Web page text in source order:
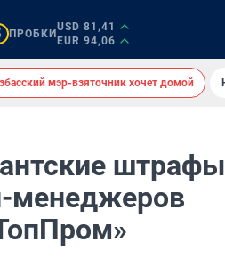
ПРОБКИ
USD 81,41
EUR 94,06
мэр-взяточник хочет домой
менеджеров